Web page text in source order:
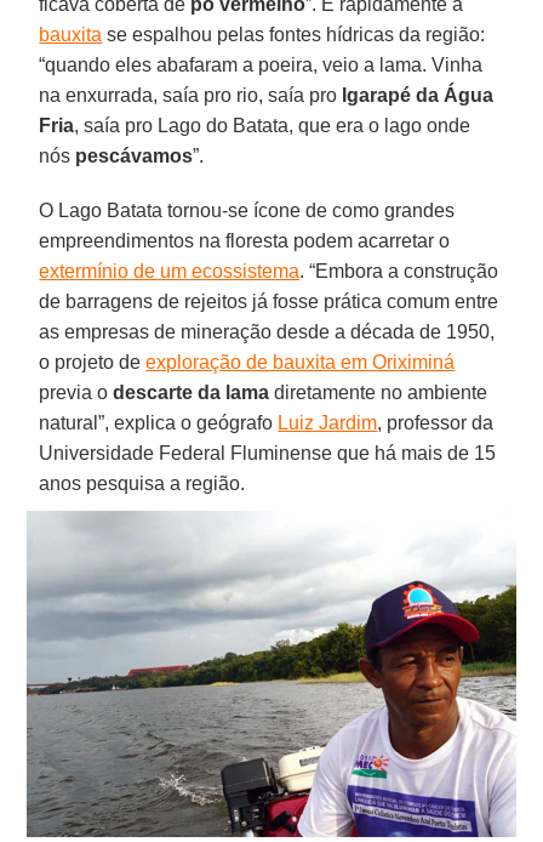
ficava coberta de pó vermelho”. E rapidamente a
bauxita se espalhou pelas fontes hídricas da região:
“quando eles abafaram a poeira, veio a lama. Vinha
na enxurrada, saía pro rio, saía pro Igarapé da Água
Fria, saía pro Lago do Batata, que era o lago onde
nós pescávamos”.
O Lago Batata tornou-se ícone de como grandes
empreendimentos na floresta podem acarretar o
extermínio de um ecossistema. “Embora a construção
de barragens de rejeitos já fosse prática comum entre
as empresas de mineração desde a década de 1950,
o projeto deexploração de bauxita em Oriximiná
previa odescarte da lama diretamente no ambiente
natural”, explica o geógrafo Luiz Jardim, professor da
Universidade Federal Fluminense que há mais de 15
anos pesquisa a região.